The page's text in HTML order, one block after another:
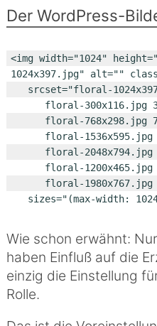
Der WordPress-
<img width="1024"
1024x397.jpg" alt=""
sizes="(max-width:
Wie schon erwähnt:
haben Einfluß auf die
einzig die Einstellung
Rolle.